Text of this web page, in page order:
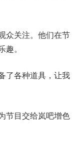
众关注。他们在节
趣。
了各种道具，让我
节目交给岚吧增色